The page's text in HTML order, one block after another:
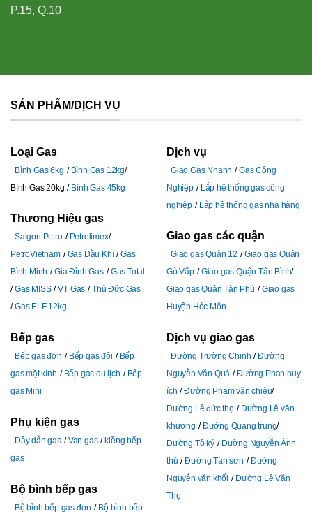
P.15, Q.10
SẢN PHẨM/DỊCH VỤ
Loại Gas
Bình Gas 6kg
Bình Gas 12kg
Bình Gas 20kg
Bình Gas 45kg
Thương Hiệu gas
Saigon Petro
Petrolimex
PetroVietnam
Gas Dầu Khí
Gas
Bình Minh
Gia Đình Gas
Gas Total
Gas MISS
VT Gas
Thủ Đức Gas
Gas ELF 12kg
Bếp gas
Bếp gas đơn Bếp gas đôi
Bếp
gas mặt kính
Bếp gas du lịch
Bếp
gas Mini
Phụ kiện gas
Dây dẫn gas Van gas
kiềng bếp
gas
Bộ bình bếp gas
Bộ bình bếp gas đơn
Bộ bình bếp
Dịch vụ
Giao Gas Nhanh
Gas Công
Nghiệp
Lắp hệ thống gas công
nghiệp
Lắp hệ thống gas nhà hàng
Giao gas các quận
Giao gas Quận 12
Giao gas Quận
Gò Vấp
Giao gas Quận Tân Bình
Giao gas Quận Tân Phú
Giao gas
Huyện Hóc Môn
Dịch vụ giao gas
Đường Trường Chinh
Đường
Nguyễn Văn Quá
Đường Phan huy
ích
Đường Pham văn chiêu
Đường Lê đức thọ
Đường Lê văn
khương
Đường Quang trung
Đường Tô ký
Đường Nguyễn Ảnh
thủ
Đường Tân sơn
Đường
Nguyễn văn khối
Đường Lê Văn
Thọ